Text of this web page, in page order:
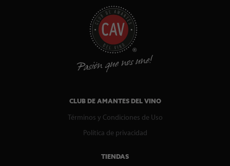
CLUB DE AMANTES DEL VINO
Términos y Condiciones de Uso
Política de privacidad
TIENDAS